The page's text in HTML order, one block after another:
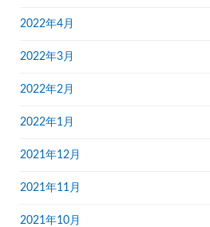
2022年4月
2022年3月
2022年2月
2022年1月
2021年12月
2021年11月
2021年10月